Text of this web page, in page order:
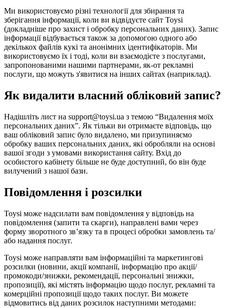
Ми використовуємо різні технології для збирання та
зберігання інформації, коли ви відвідуєте сайт Toysi
(докладніше про захист і обробку персональних даних). Запис
інформації відбувається також за допомогою одного або
декількох файлів кукі та анонімних ідентифікаторів. Ми
використовуємо їх і тоді, коли ви взаємодієте з послугами,
запропонованими нашими партнерами, як-от рекламні
послуги, що можуть з'явитися на інших сайтах (наприклад).
Як видалити власний обліковий запис?
Надішліть лист на support@toysi.ua з темою “Видалення моїх
персональних даних”. Як тільки ви отримаєте відповідь, що
ваш обліковий запис було видалено, ми призупиняємо
обробку ваших персональних даних, які обробляли на основі
вашої згоди з умовами використання сайту. Вхід до
особистого кабінету більше не буде доступний, бо він буде
вилучений з нашої бази.
Повідомлення і розсилки
Toysi може надсилати вам повідомлення у відповідь на
повідомлення (запити та скарги), направлені вами через
форму зворотного зв’язку та в процесі обробки замовлень та/
або надання послуг.
Toysi може направляти вам інформаційні та маркетингові
розсилки (новини, акції компанії, інформацію про акції/
промокоди/знижки, рекомендації, персональні знижки,
пропозиції), які містять інформацію щодо послуг, рекламні та
комерційні пропозиції щодо таких послуг. Ви можете
відмовитись від даних розсилок наступними методами: